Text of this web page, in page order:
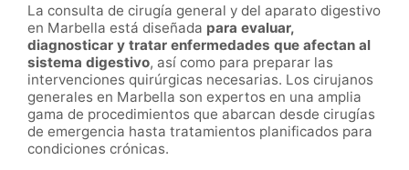
La consulta de cirugía general y del aparato digestivo
en Marbella está diseñada para evaluar,
diagnosticar y tratar enfermedades que afectan al
sistema digestivo, así como para preparar las
intervenciones quirúrgicas necesarias. Los cirujanos
generales en Marbella son expertos en una amplia
gama de procedimientos que abarcan desde cirugías
de emergencia hasta tratamientos planificados para
condiciones crónicas.